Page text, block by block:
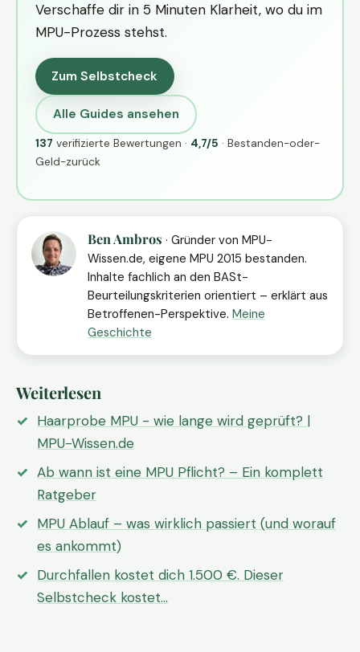
Verschaffe dir in 5 Minuten Klarheit, wo du im
MPU-Prozess stehst.
Zum Selbstcheck
Alle Guides ansehen
137 verifizierte Bewertungen · 4,7/5 · Bestanden-oder-
Geld-zurück
Ben Ambros · Gründer von MPU-
Wissen.de, eigene MPU 2015 bestanden.
Inhalte fachlich an den BASt-
Beurteilungskriterien orientiert – erklärt aus
Betroffenen-Perspektive. Meine
Geschichte
Weiterlesen
Haarprobe MPU - wie lange wird geprüft? |
MPU-Wissen.de
Ab wann ist eine MPU Pflicht? – Ein komplett
Ratgeber
MPU Ablauf – was wirklich passiert (und worauf
es ankommt)
Durchfallen kostet dich 1.500 €. Dieser
Selbstcheck kostet…